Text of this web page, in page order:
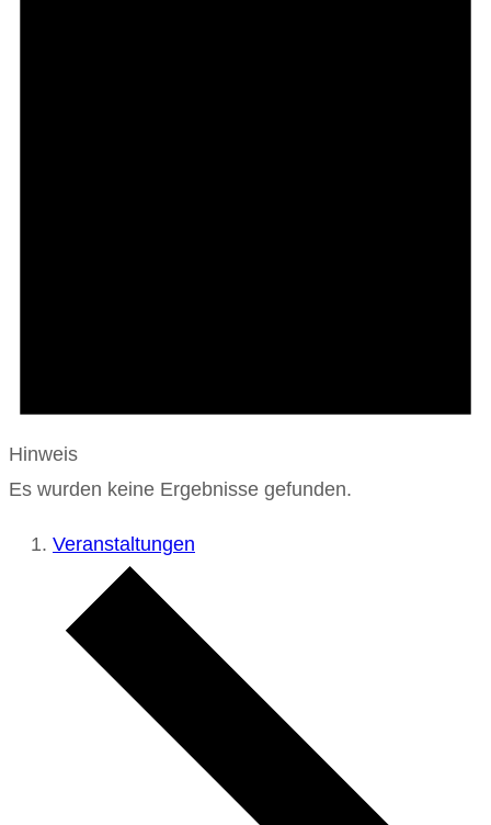
Hinweis
Es wurden keine Ergebnisse gefunden.
Veranstaltungen